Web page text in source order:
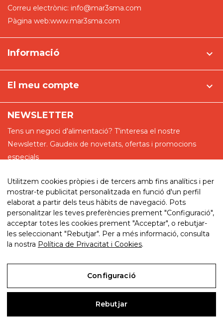
Correu electrònic: info@mar3sma.com
Pàgina web:www.mar3sma.com
Informació 
El meu compte 
NEWSLETTER
Tens un negoci d'alimentació? T'interesa el nostre
Newsletter. Gaudeix de novetats, ofertas i promocions
especials
He llegit i accepto la política de privadesa
© 2026. My website. By eComm360
Utilitzem cookies pròpies i de tercers amb fins analítics i per
mostrar-te publicitat personalitzada en funció d'un perfil
elaborat a partir dels teus hàbits de navegació. Pots
personalitzar les teves preferències prement "Configuració",
acceptar totes les cookies prement "Acceptar", o rebutjar-
les seleccionant "Rebutjar". Per a més informació, consulta
la nostra Política de Privacitat i Cookies.
Configuració
Rebutjar
Avís Legal
Política de Privacitat i Cookies